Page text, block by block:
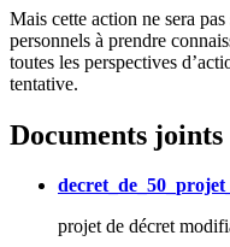
Mais cette action ne sera
personnels à prendre
toutes les perspectives
tentative.
Documents joints
projet de décret